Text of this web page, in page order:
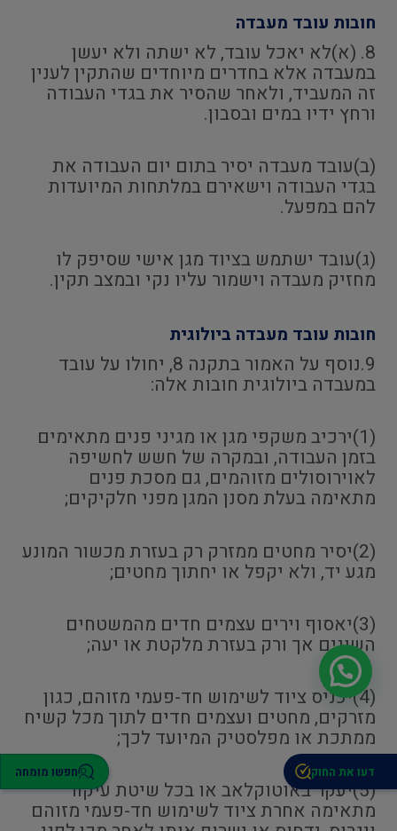
חובות עובד מעבדה
8. (א)לא יאכל עובד, לא ישתה ולא יעשן
במעבדה אלא בחדרים מיוחדים שהתקין לענין
זה המעביד, ולאחר שהסיר את בגדי העבודה
ורחץ ידיו במים ובסבון.
(ב)עובד מעבדה יסיר בתום יום העבודה את
בגדי העבודה וישאירם במלתחות המיועדות
להם במפעל.
(ג)עובד ישתמש בציוד מגן אישי שסיפק לו
מחזיק מעבדה וישמור עליו נקי ובמצב תקין.
חובות עובד מעבדה ביולוגית
9.נוסף על האמור בתקנה 8, יחולו על עובד
במעבדה ביולוגית חובות אלה:
(1)ירכיב משקפי מגן או מגיני פנים מתאימים
בזמן העבודה, ובמקרה של חשש לחשיפה
לאוירוסולים מזוהמים, גם מסכת פנים
מתאימה בעלת מסנן המגן מפני חלקיקים;
(2)יסיר מחטים ממזרק רק בעזרת מכשור המונע
מגע יד, ולא יקפל או יחתוך מחטים;
(3)יאסוף וירים עצמים חדים מהמשטחים
השונים אך ורק בעזרת מלקטת או יעה;
(4)יכניס ציוד לשימוש חד-פעמי מזוהם, כגון
מזרקים, מחטים ועצמים חדים לתוך מכל קשיח
ממתכת או מפלסטיק המיועד לכך;
(5)יעקר באוטוקלאב או בכל שיטת עיקור
מתאימה אחרת ציוד לשימוש חד-פעמי מזוהם
חפשו מומחה דעו את החוק